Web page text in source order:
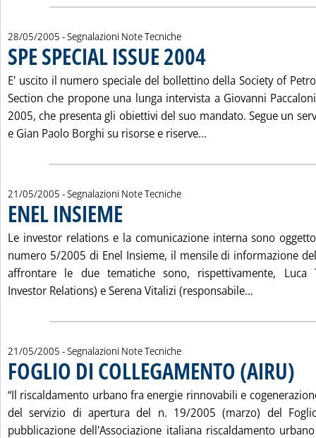
28/05/2005 - Segnalazioni Note Tecniche
SPE SPECIAL ISSUE 2004
E' uscito il numero speciale del bollettino della Society of
Section che propone una lunga intervista a Giovanni
2005, che presenta gli obiettivi del suo mandato. Segue un
e Gian Paolo Borghi su risorse e riserve...
21/05/2005 - Segnalazioni Note Tecniche
ENEL INSIEME
Le investor relations e la comunicazione interna sono
numero 5/2005 di Enel Insieme, il mensile di informazione
affrontare le due tematiche sono, rispettivamente, Luca
Investor Relations) e Serena Vitalizi (responsabile...
21/05/2005 - Segnalazioni Note Tecniche
FOGLIO DI COLLEGAMENTO (AIRU)
“Il riscaldamento urbano fra energie rinnovabili e
del servizio di apertura del n. 19/2005 (marzo) del
pubblicazione dell'Associazione italiana riscaldamento